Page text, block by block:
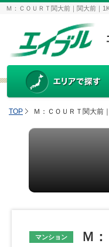
Ｍ：ＣＯＵＲＴ関大前｜関大前｜
TOP Ｍ：ＣＯＵＲＴ関大前
マンション Ｍ